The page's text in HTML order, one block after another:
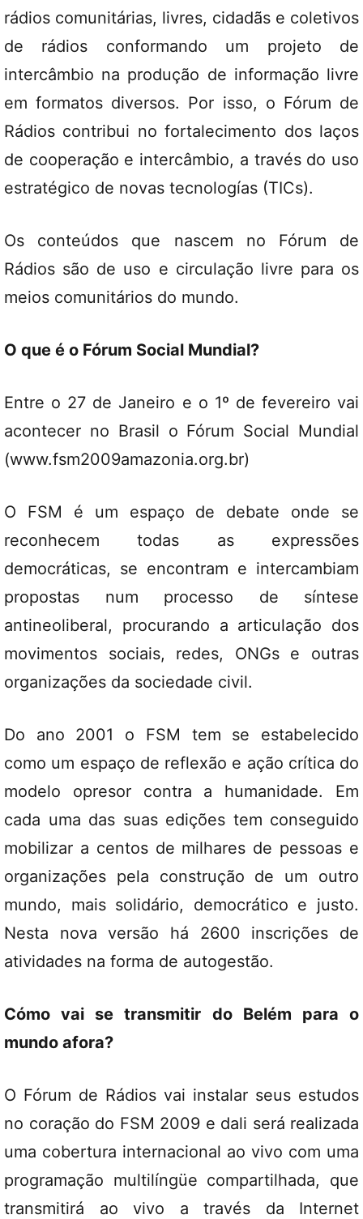
rádios comunitárias, livres, cidadãs e coletivos
de rádios conformando um projeto de
intercâmbio na produção de informação livre
em formatos diversos. Por isso, o Fórum de
Rádios contribui no fortalecimento dos laços
de cooperação e intercâmbio, a través do uso
estratégico de novas tecnologías (TICs).
Os conteúdos que nascem no Fórum de
Rádios são de uso e circulação livre para os
meios comunitários do mundo.
O que é o Fórum Social Mundial?
Entre o 27 de Janeiro e o 1º de fevereiro vai
acontecer no Brasil o Fórum Social Mundial
(www.fsm2009amazonia.org.br)
O FSM é um espaço de debate onde se
reconhecem todas as expressões
democráticas, se encontram e intercambiam
propostas num processo de síntese
antineoliberal, procurando a articulação dos
movimentos sociais, redes, ONGs e outras
organizações da sociedade civil.
Do ano 2001 o FSM tem se estabelecido
como um espaço de reflexão e ação crítica do
modelo opresor contra a humanidade. Em
cada uma das suas edições tem conseguido
mobilizar a centos de milhares de pessoas e
organizações pela construção de um outro
mundo, mais solidário, democrático e justo.
Nesta nova versão há 2600 inscrições de
atividades na forma de autogestão.
Cómo vai se transmitir do Belém para o
mundo afora?
O Fórum de Rádios vai instalar seus estudos
no coração do FSM 2009 e dali será realizada
uma cobertura internacional ao vivo com uma
programação multilíngüe compartilhada, que
transmitirá ao vivo a través da Internet